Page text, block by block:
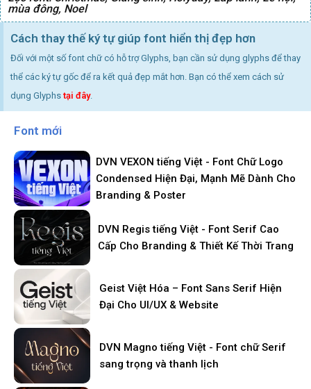
mùa đông, Noel
Cách thay thế ký tự giúp font hiển thị đẹp hơn
Đối với một số font chữ có hỗ trợ Glyphs, bạn cần sử dụng glyphs để thay
thể các ký tự gốc để ra kết quả đẹp mắt hơn. Bạn có thể xem cách sử
dụng Glyphs tại đây.
Font mới
DVN VEXON tiếng Việt - Font Chữ Logo
Condensed Hiện Đại, Mạnh Mẽ Dành Cho
Branding & Poster
DVN Regis tiếng Việt - Font Serif Cao
Cấp Cho Branding & Thiết Kế Thời Trang
Geist Việt Hóa – Font Sans Serif Hiện
Đại Cho UI/UX & Website
DVN Magno tiếng Việt - Font chữ Serif
sang trọng và thanh lịch